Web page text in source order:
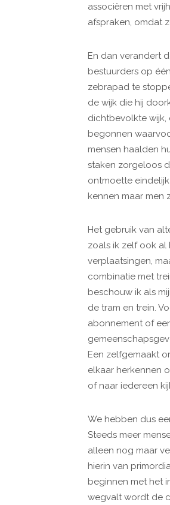
associëren met
afspraken, omdat
En dan verandert
bestuurders op
zebrapad te
de wijk die hij
dichtbevolkte wijk,
begonnen
mensen haalden
staken zorgeloos
ontmoette eindelijk
kennen maar men
Het gebruik van
zoals ik zelf ook al
verplaatsingen,
combinatie met
beschouw ik als
de tram en trein.
abonnement of
Een zelfgemaakt
elkaar herkennen
of naar iedereen
We hebben dus
Steeds meer
alleen nog maar
hierin van
beginnen met het
wegvalt wordt de